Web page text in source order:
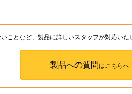
ことなど、製品に詳しいスタッフが対応い
製品への質問はこちらへ